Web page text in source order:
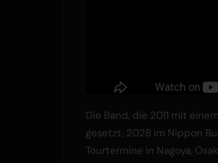
Die Band, die 2011 mit
gesetzt, 2028 im Nippon
Tourtermine in Nagoya,